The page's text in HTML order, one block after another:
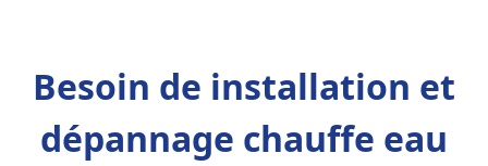
Besoin de installation et
dépannage chauffe eau